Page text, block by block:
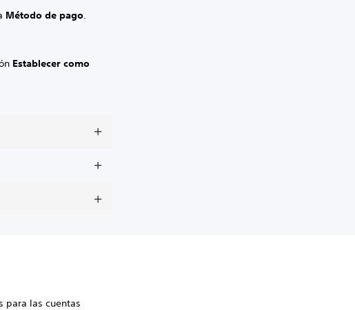
Método de pago.
Establecer como
para las cuentas